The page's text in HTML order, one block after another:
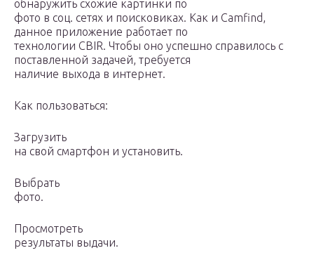
обнаружить схожие картинки по
фото в соц. сетях и поисковиках. Как и Camfind,
данное приложение работает по
технологии CBIR. Чтобы оно успешно справилось с
поставленной задачей, требуется
наличие выхода в интернет.
Как пользоваться:
Загрузить
на свой смартфон и установить.
Выбрать
фото.
Просмотреть
результаты выдачи.